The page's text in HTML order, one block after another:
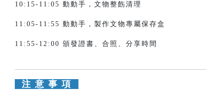
10:15-11:05 動動手，文物整飭清理
11:05-11:55 動動手，製作文物專屬保存盒
11:55-12:00 頒發證書、合照、分享時間
注 意 事 項